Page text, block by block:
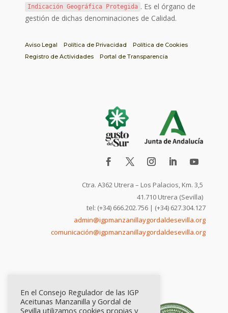
Indicación Geográfica Protegida . Es el órgano de
gestión de dichas denominaciones de Calidad.
Aviso Legal Política de Privacidad
Política de Cookies
Registro de Actividades
Portal de Transparencia
Ctra. A362 Utrera – Los Palacios, Km. 3,5
41.710 Utrera (Sevilla)
tel: (+34) 666.202.756 | (+34) 627.304.127
admin@igpmanzanillaygordaldesevilla.org
comunicación@igpmanzanillaygordaldesevilla.org
En el Consejo Regulador de las IGP
Aceitunas Manzanilla y Gordal de
Sevilla utilizamos cookies propias y